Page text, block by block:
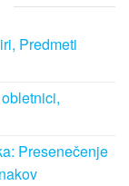
Predmeti
Presenečenje